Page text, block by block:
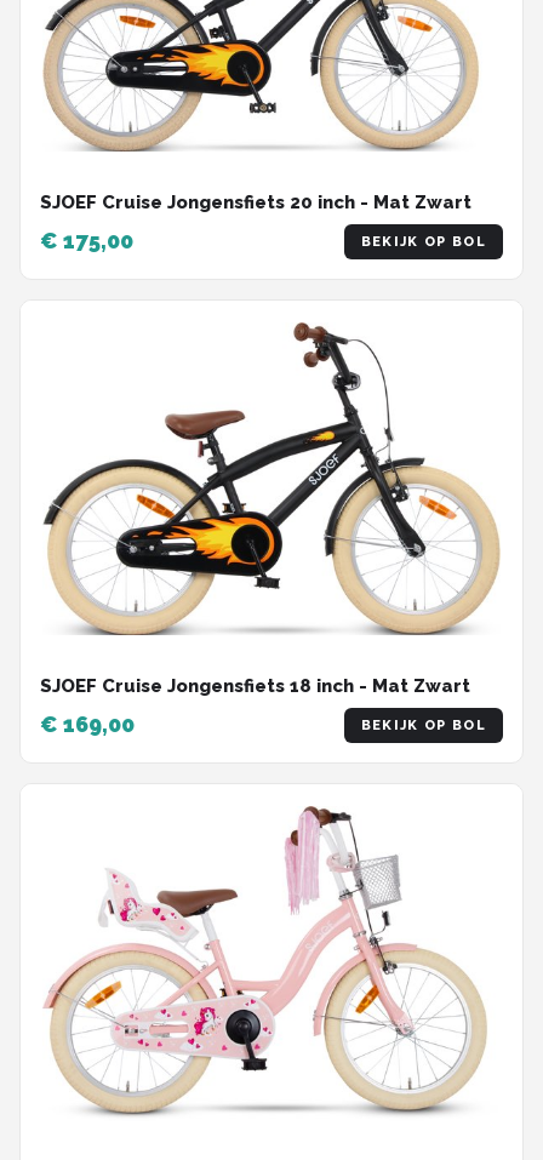
SJOEF Cruise Jongensfiets 20 inch - Mat Zwart
€ 175,00 BEKIJK OP BOL
SJOEF Cruise Jongensfiets 18 inch - Mat Zwart
€ 169,00 BEKIJK OP BOL